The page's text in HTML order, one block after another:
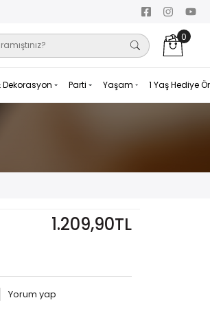
0
Dekorasyon Parti Yaşam 1 Yaş Hediye
1.209,90TL
Yorum yap